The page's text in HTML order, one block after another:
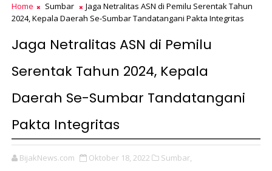
Home Sumbar
Jaga Netralitas ASN di Pemilu Serentak Tahun
2024, Kepala Daerah Se-Sumbar Tandatangani Pakta Integritas
Jaga Netralitas ASN di Pemilu
Serentak Tahun 2024, Kepala
Daerah Se-Sumbar Tandatangani
Pakta Integritas
BijakNews.com Oktober 18, 2022 Sumbar,